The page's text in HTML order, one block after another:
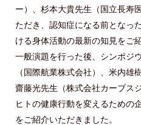
ー）、杉本大貴先生（国立長寿
ただき、認知症になる前となっ
ける身体活動の最新の知見をご
一般演題を行った後、シンポ
（国際航業株式会社）、米内雄
齋藤光先生（株式会社カーブス
ヒトの健康行動を変えるための
をご紹介いただきました。